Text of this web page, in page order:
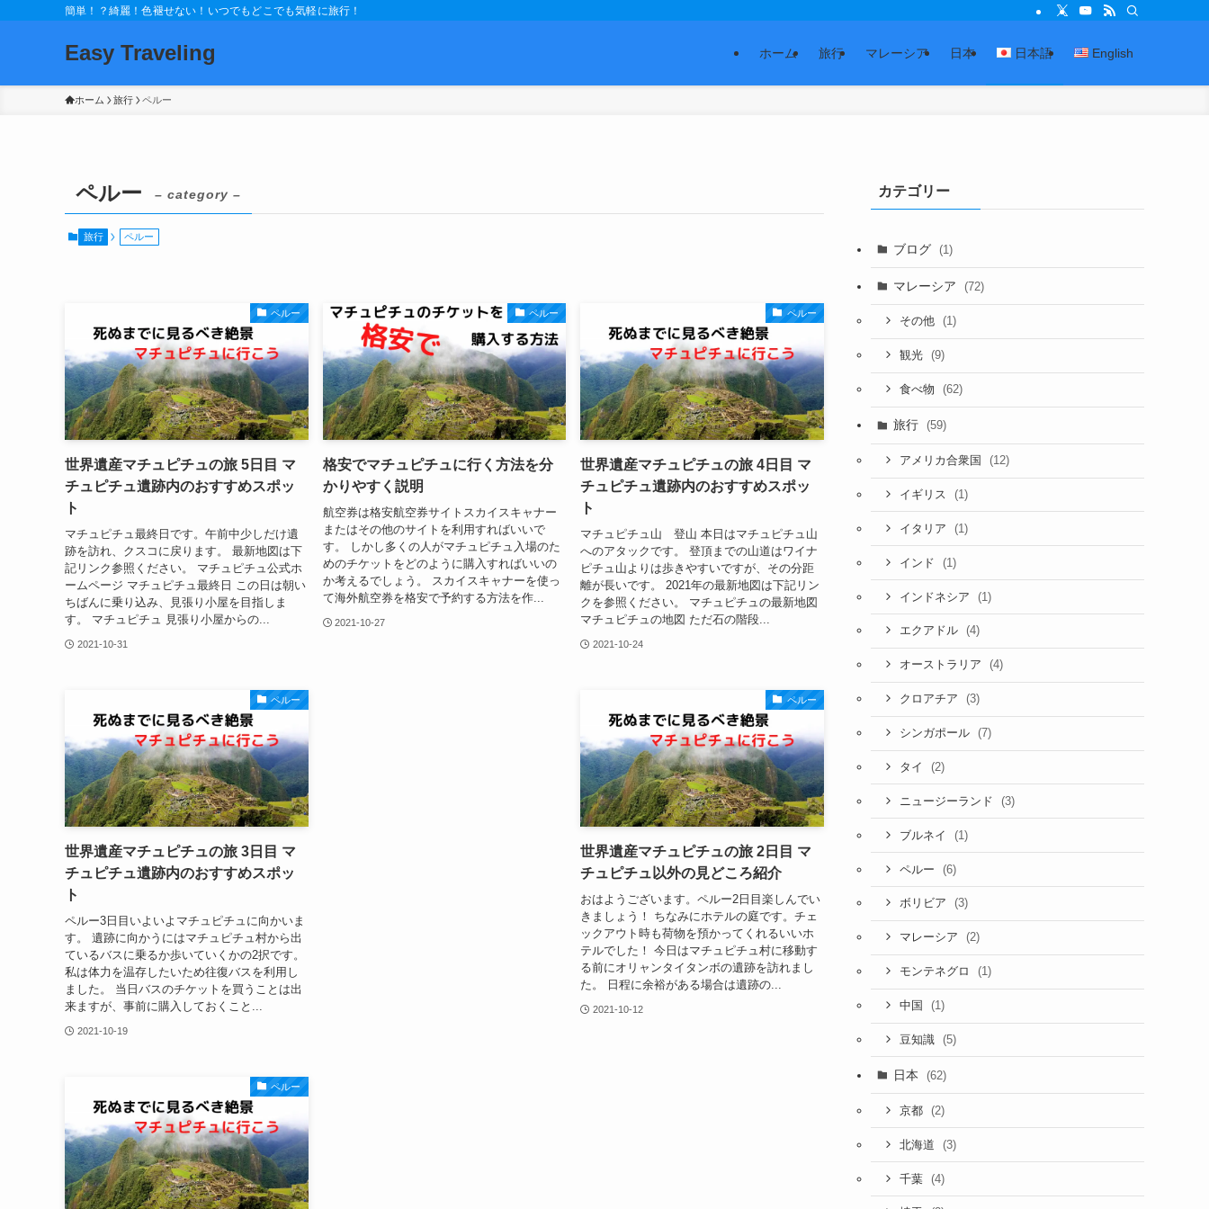
簡単！？綺麗！色褪せない！いつでもどこでも気軽に旅行！
Easy Traveling ホーム 旅行 マレーシア 日本 日本語 English
ホーム 旅行 ペルー
ペルー – category –
旅行 ペルー
ペルー
世界遺産マチュピチュの旅 5日目 マ
チュピチュ遺跡内のおすすめスポッ
ト
マチュピチュ最終日です。午前中少しだけ遺
跡を訪れ、クスコに戻ります。 最新地図は下
記リンク参照ください。 マチュピチュ公式ホ
ームページ マチュピチュ最終日 この日は朝い
ちばんに乗り込み、見張り小屋を目指しま
す。 マチュピチュ 見張り小屋からの...
2021-10-31
ペルー
格安でマチュピチュに行く方法を分
かりやすく説明
航空券は格安航空券サイトスカイスキャナー
またはその他のサイトを利用すればいいで
す。 しかし多くの人がマチュピチュ入場のた
めのチケットをどのように購入すればいいの
か考えるでしょう。 スカイスキャナーを使っ
て海外航空券を格安で予約する方法を作...
2021-10-27
ペルー
世界遺産マチュピチュの旅 4日目 マ
チュピチュ遺跡内のおすすめスポッ
ト
マチュピチュ山 登山 本日はマチュピチュ山
へのアタックです。 登頂までの山道はワイナ
ピチュ山よりは歩きやすいですが、その分距
離が長いです。 2021年の最新地図は下記リン
クを参照ください。 マチュピチュの最新地図
マチュピチュの地図 ただ石の階段...
2021-10-24
ペルー
世界遺産マチュピチュの旅 3日目 マ
チュピチュ遺跡内のおすすめスポッ
ト
ペルー3日目いよいよマチュピチュに向かいま
す。 遺跡に向かうにはマチュピチュ村から出
ているバスに乗るか歩いていくかの2択です。
私は体力を温存したいため往復バスを利用し
ました。 当日バスのチケットを買うことは出
来ますが、事前に購入しておくこと...
2021-10-19
ペルー
世界遺産マチュピチュの旅 2日目 マ
チュピチュ以外の見どころ紹介
おはようございます。ペルー2日目楽しんでい
きましょう！ ちなみにホテルの庭です。チェ
ックアウト時も荷物を預かってくれるいいホ
テルでした！ 今日はマチュピチュ村に移動す
る前にオリャンタイタンボの遺跡を訪れまし
た。 日程に余裕がある場合は遺跡の...
2021-10-12
ペルー
カテゴリー
ブログ (1)
マレーシア (72)
その他 (1)
観光 (9)
食べ物 (62)
旅行 (59)
アメリカ合衆国 (12)
イギリス (1)
イタリア (1)
インド (1)
インドネシア (1)
エクアドル (4)
オーストラリア (4)
クロアチア (3)
シンガポール (7)
タイ (2)
ニュージーランド (3)
ブルネイ (1)
ペルー (6)
ボリビア (3)
マレーシア (2)
モンテネグロ (1)
中国 (1)
豆知識 (5)
日本 (62)
京都 (2)
北海道 (3)
千葉 (4)